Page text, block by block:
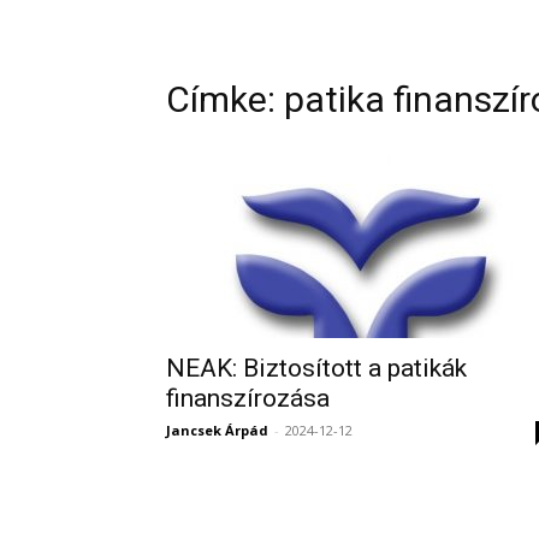
Címke: patika
NEAK: Biztosított a patikák
finanszírozása
Jancsek Árpád - 2024-12-12